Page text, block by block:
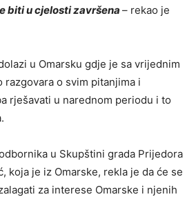
biti u cjelosti završena – rekao je
u Omarsku gdje je sa vrijednim
razgovara o svim pitanjima i
rješavati u narednom periodu i to
u Skupštini grada Prijedora
koja je iz Omarske, rekla je da će se
za interese Omarske i njenih